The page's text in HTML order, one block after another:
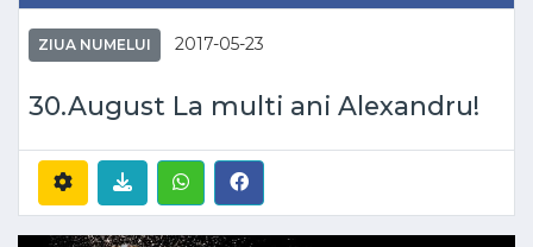
ZIUA NUMELUI 2017-05-23
30.August La multi ani Alexandru!